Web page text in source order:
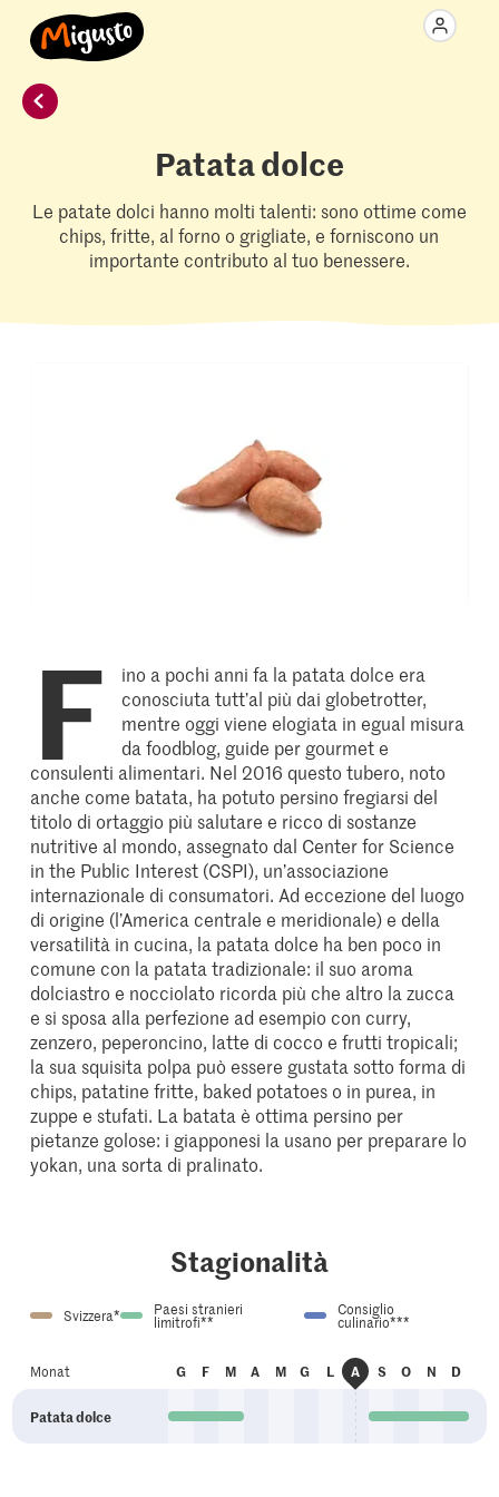
Patata dolce
Le patate dolci hanno molti talenti: sono ottime come
chips, fritte, al forno o grigliate, e forniscono un
importante contributo al tuo benessere.
F
ino a pochi anni fa la patata dolce era
conosciuta tutt’al più dai globetrotter,
mentre oggi viene elogiata in egual misura
da foodblog, guide per gourmet e
consulenti alimentari. Nel 2016 questo tubero, noto
anche come batata, ha potuto persino fregiarsi del
titolo di ortaggio più salutare e ricco di sostanze
nutritive al mondo, assegnato dal Center for Science
in the Public Interest (CSPI), un’associazione
internazionale di consumatori. Ad eccezione del luogo
di origine (l’America centrale e meridionale) e della
versatilità in cucina, la patata dolce ha ben poco in
comune con la patata tradizionale: il suo aroma
dolciastro e nocciolato ricorda più che altro la zucca
e si sposa alla perfezione ad esempio con curry,
zenzero, peperoncino, latte di cocco e frutti tropicali;
la sua squisita polpa può essere gustata sotto forma di
chips, patatine fritte, baked potatoes o in purea, in
zuppe e stufati. La batata è ottima persino per
pietanze golose: i giapponesi la usano per preparare lo
yokan, una sorta di pralinato.
Stagionalità
Svizzera* Paesi stranieri
limitrofi**
Consiglio
culinario***
Monat Gen Feb Mar Apr MagGiu Lug Ago Set Ott Nov Dic
Patata dolce